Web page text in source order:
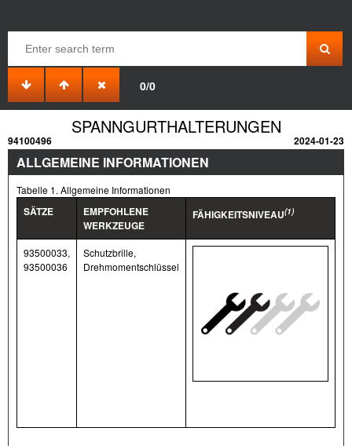
0/0
SPANNGURTHALTERUNGEN
94100496 2024-01-23
ALLGEMEINE INFORMATIONEN
Tabelle 1. Allgemeine Informationen
SÄTZE
EMPFOHLENE
WERKZEUGE
FÄHIGKEITSNIVEAU(1)
93500033,
93500036
Schutzbrille,
Drehmomentschlüssel